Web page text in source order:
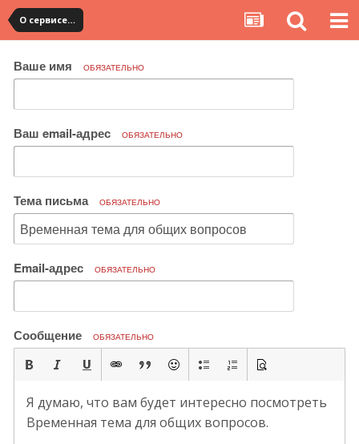
О сервисе, сайте и форуме
Ваше имя ОБЯЗАТЕЛЬНО
Ваш email-адрес ОБЯЗАТЕЛЬНО
Тема письма ОБЯЗАТЕЛЬНО
Email-адрес ОБЯЗАТЕЛЬНО
Сообщение ОБЯЗАТЕЛЬНО
Я думаю, что вам будет интересно посмотреть
Временная тема для общих вопросов.